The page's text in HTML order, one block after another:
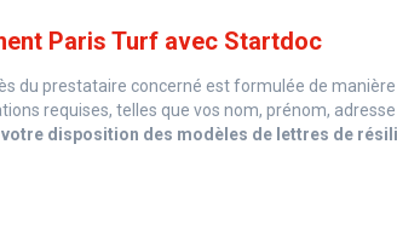
Paris Turf avec Startdoc
du prestataire concerné est formulée de
requises, telles que vos nom, prénom,
disposition des modèles de lettres de